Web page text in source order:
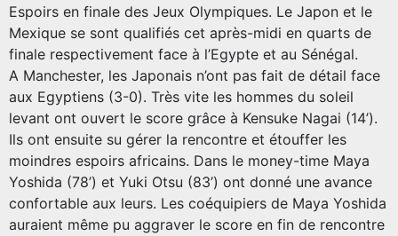
Espoirs en finale des Jeux Olympiques. Le Japon et le
Mexique se sont qualifiés cet après-midi en quarts de
finale respectivement face à l’Egypte et au Sénégal.
A Manchester, les Japonais n’ont pas fait de détail face
aux Egyptiens (3-0). Très vite les hommes du soleil
levant ont ouvert le score grâce à Kensuke Nagai (14’).
Ils ont ensuite su gérer la rencontre et étouffer les
moindres espoirs africains. Dans le money-time Maya
Yoshida (78’) et Yuki Otsu (83’) ont donné une avance
confortable aux leurs. Les coéquipiers de Maya Yoshida
auraient même pu aggraver le score en fin de rencontre